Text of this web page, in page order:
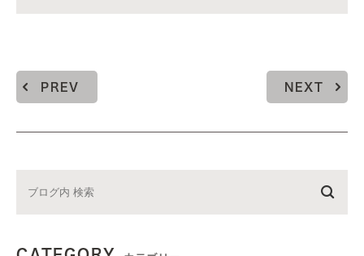
PREV NEXT